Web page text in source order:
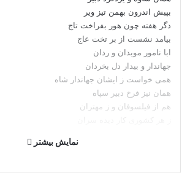
بپیش اندرون بهمن تیز ویر
دگر هفته چون هور بفراخت تاج
بیامد نشست از بر تخت عاج‏
ابا نامور موبدان و ردان
جهاندار و بیدار دل بخردان‏
همى خواست ز ایشان جهاندار شاه
همان نیز فرخ دبیر سپاه‏
هم از فیلسوفان و ز مهتران
نمایش بیشتر